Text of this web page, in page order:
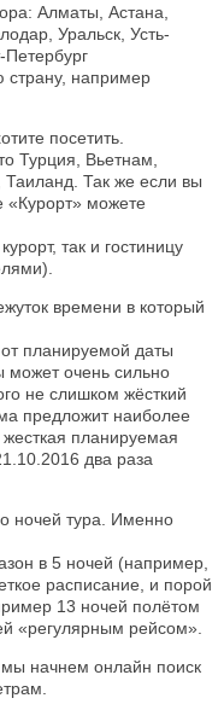
Алматы, Астана,
Уральск, Усть-
страну, например
посетить.
Турция, Вьетнам,
Так же если вы
«Курорт» можете
так и гостиницу
времени в который
планируемой даты
может очень сильно
не слишком жёсткий
предложит наиболее
планируемая
два раза
ночей тура. Именно
в 5 ночей (например,
расписание, и порой
13 ночей полётом
«регулярным рейсом».
начнем онлайн поиск